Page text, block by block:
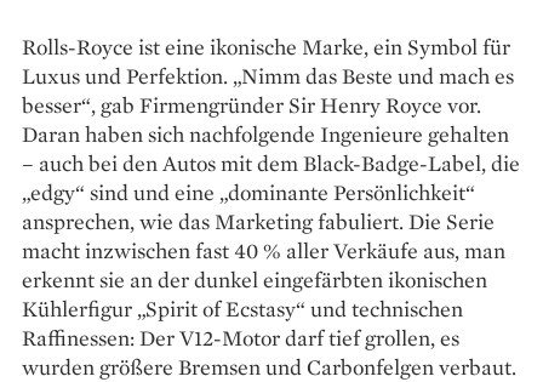
Rolls-Royce ist eine ikonische Marke, ein Symbol für
Luxus und Perfektion. „Nimm das Beste und mach es
besser“, gab Firmengründer Sir Henry Royce vor.
Daran haben sich nachfolgende Ingenieure gehalten
– auch bei den Autos mit dem Black-Badge-Label, die
„edgy“ sind und eine „dominante Persönlichkeit“
ansprechen, wie das Marketing fabuliert. Die Serie
macht inzwischen fast 40 % aller Verkäufe aus, man
erkennt sie an der dunkel eingefärbten ikonischen
Kühlerfigur „Spirit of Ecstasy“ und technischen
Raffinessen: Der V12-Motor darf tief grollen, es
wurden größere Bremsen und Carbonfelgen verbaut.